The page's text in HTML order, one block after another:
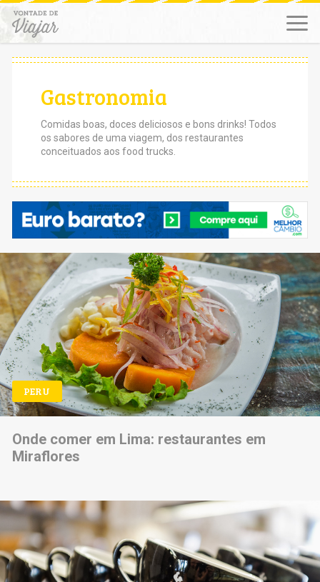
Gastronomia
Comidas boas, doces deliciosos e bons drinks! Todos
os sabores de uma viagem, dos restaurantes
conceituados aos food trucks.
PERU
Onde comer em Lima: restaurantes em
Miraflores